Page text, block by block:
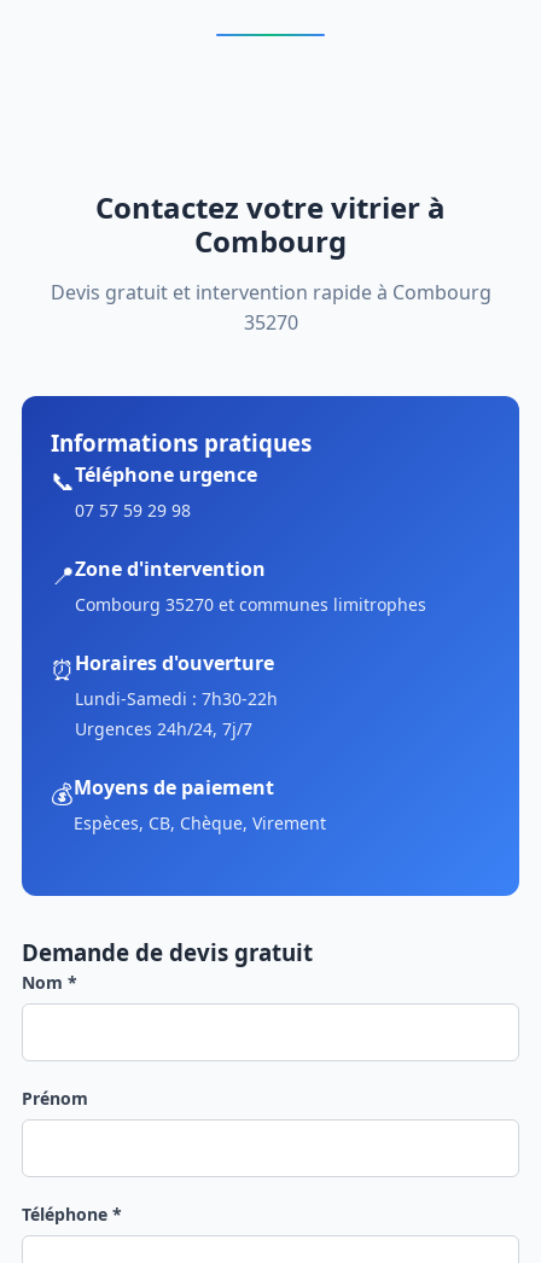
Contactez votre vitrier à
Combourg
Devis gratuit et intervention rapide à Combourg
35270
Informations pratiques
📞Téléphone urgence
07 57 59 29 98
📍Zone d'intervention
Combourg 35270 et communes limitrophes
⏰Horaires d'ouverture
Lundi-Samedi : 7h30-22h
Urgences 24h/24, 7j/7
💰Moyens de paiement
Espèces, CB, Chèque, Virement
Demande de devis gratuit
Nom *
Prénom
Téléphone *